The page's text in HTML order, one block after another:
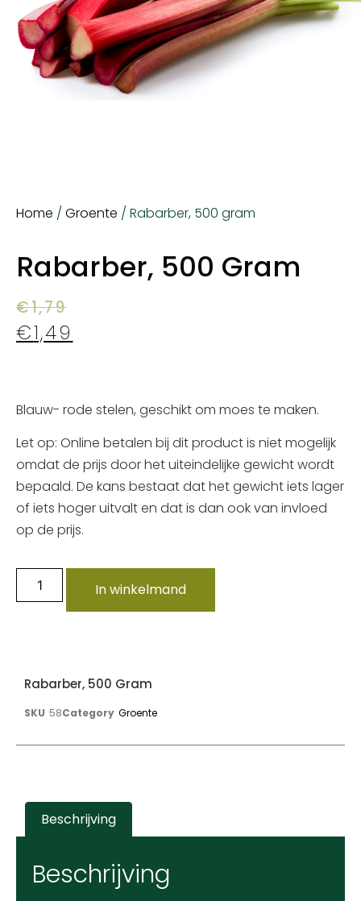
Home / Groente / Rabarber, 500 gram
Rabarber, 500 Gram
€1,79
€1,49
Blauw- rode stelen, geschikt om moes te maken.
Let op: Online betalen bij dit product is niet mogelijk
omdat de prijs door het uiteindelijke gewicht wordt
bepaald. De kans bestaat dat het gewicht iets lager
of iets hoger uitvalt en dat is dan ook van invloed
op de prijs.
In winkelmand
Rabarber, 500 Gram
SKU 58Category Groente
Beschrijving
Beschrijving